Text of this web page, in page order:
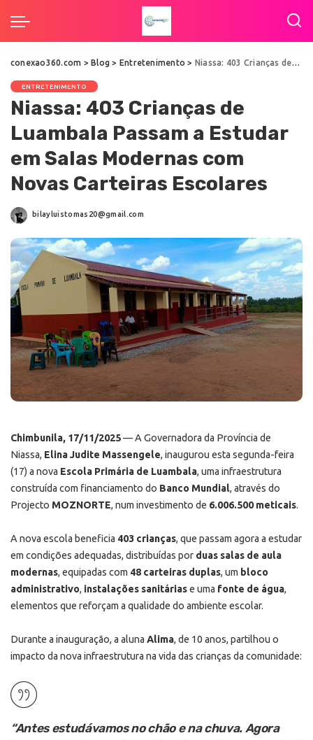
conexao360.com >Blog > Entretenimento > Niassa: 403 Crianças de Luambala Passam a Estudar em Salas Modernas com Novas Carteiras Escolares
ENTRETENIMENTO
Niassa: 403 Crianças de
Luambala Passam a Estudar
em Salas Modernas com
Novas Carteiras Escolares
bilayluistomas20@gmail.com
Chimbunila, 17/11/2025— A Governadora da Província de
Niassa, Elina Judite Massengele, inaugurou esta segunda-feira
(17) a nova Escola Primária de Luambala, uma infraestrutura
construída com financiamento do Banco Mundial, através do
Projecto MOZNORTE, num investimento de 6.006.500 meticais.
A nova escola beneficia 403 crianças, que passam agora a estudar
em condições adequadas, distribuídas por duas salas de aula
modernas, equipadas com 48 carteiras duplas, um bloco
administrativo, instalações sanitáriase uma fonte de água,
elementos que reforçam a qualidade do ambiente escolar.
Durante a inauguração, a aluna Alima, de 10 anos, partilhou o
impacto da nova infraestrutura na vida das crianças da comunidade:
“Antes estudávamos no chão e na chuva. Agora